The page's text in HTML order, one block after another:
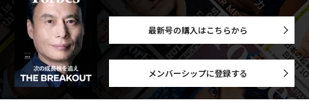
最新号の購入はこちらから
メンバーシップに登録する